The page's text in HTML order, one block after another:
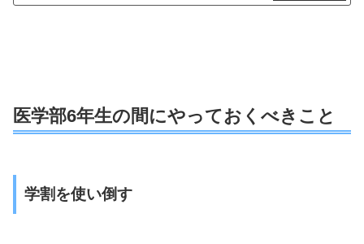
医学部6年生の間にやっておくべきこと
学割を使い倒す